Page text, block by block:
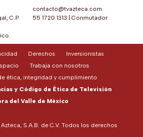
C.P.
contacto@tvazteca.com
55 1720 1313
Conmutador
S.A.B. de C.V. Todos los derechos
Derechos
Inversionistas
Trabaja con nosotros
ética, integridad y cumplimiento
y Código de Ética de Televisión
del Valle de México